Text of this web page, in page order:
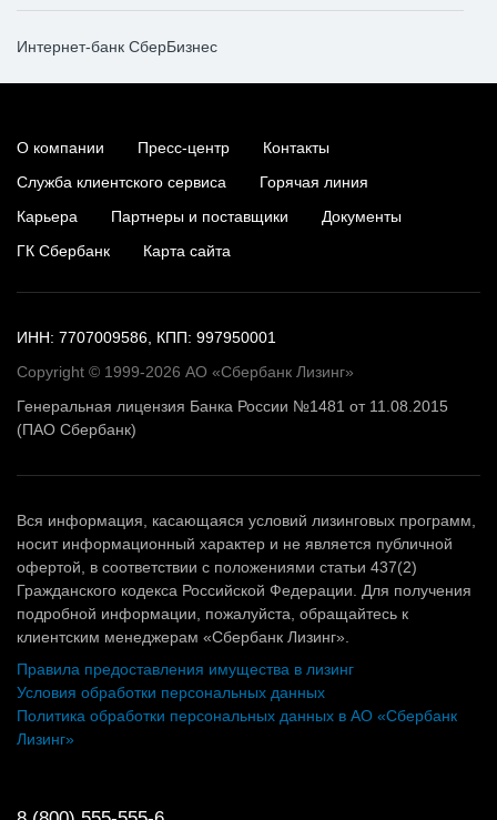
Интернет-банк СберБизнес
О компании Пресс-центр
Контакты
Служба клиентского сервиса
Горячая линия
Карьера
Партнеры и поставщики
Документы
ГК Сбербанк
Карта сайта
ИНН: 7707009586, КПП: 997950001
Copyright © 1999-2026 АО «Сбербанк Лизинг»
Генеральная лицензия Банка России №1481 от 11.08.2015
(ПАО Сбербанк)
Вся информация, касающаяся условий лизинговых программ,
носит информационный характер и не является публичной
офертой, в соответствии с положениями статьи 437(2)
Гражданского кодекса Российской Федерации. Для получения
подробной информации, пожалуйста, обращайтесь к
клиентским менеджерам «Сбербанк Лизинг».
Правила предоставления имущества в лизинг
Условия обработки персональных данных
Политика обработки персональных данных в АО «Сбербанк
Лизинг»